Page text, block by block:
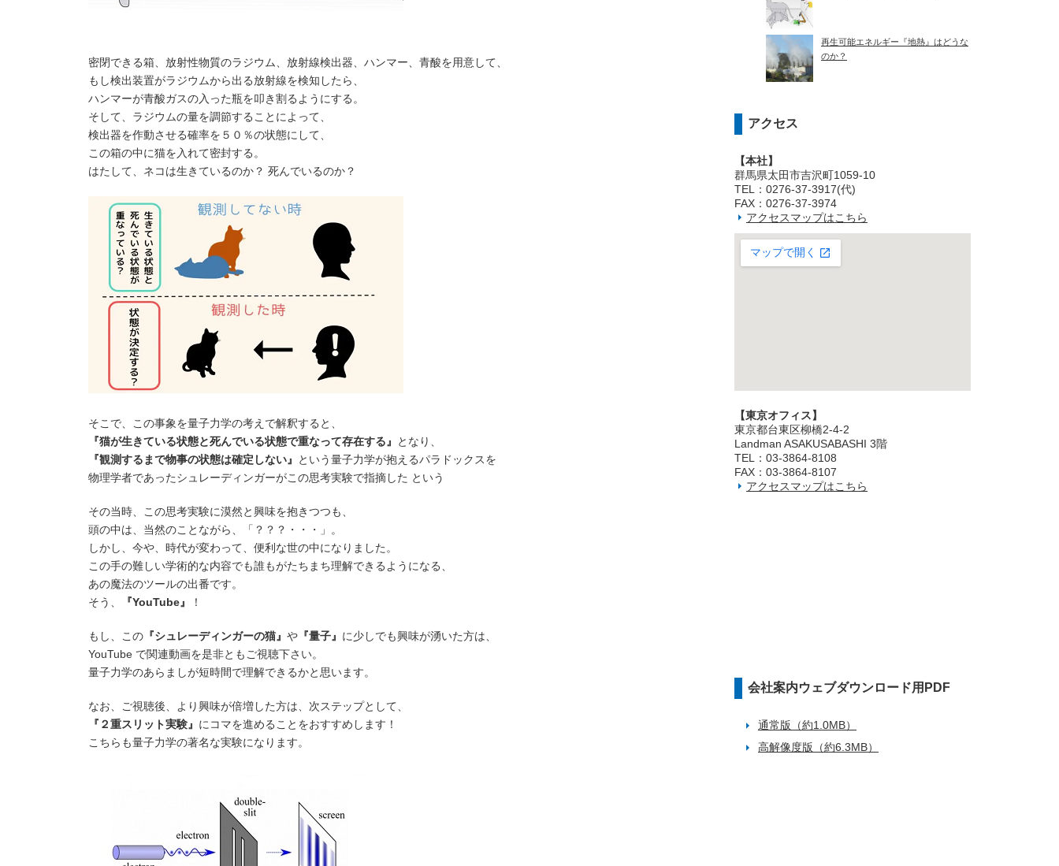
密閉できる箱、放射性物質のラジウム、放射線検出器、ハンマー、青酸を用意して、
もし検出装置がラジウムから出る放射線を検知したら、
ハンマーが青酸ガスの入った瓶を叩き割るようにする。
そして、ラジウムの量を調節することによって、
検出器を作動させる確率を５０％の状態にして、
この箱の中に猫を入れて密封する。
はたして、ネコは生きているのか？ 死んでいるのか？
そこで、この事象を量子力学の考えで解釈すると、
『猫が生きている状態と死んでいる状態で重なって存在する』
となり、
『観測するまで物事の状態は確定しない』
という量子力学が抱えるパラドックスを
物理学者であったシュレーディンガーがこの思考実験で指摘した という
その当時、この思考実験に漠然と興味を抱きつつも、
頭の中は、当然のことながら、「？？？・・・」。
しかし、今や、時代が変わって、便利な世の中になりました。
この手の難しい学術的な内容でも誰もがたちまち理解できるようになる、
あの魔法のツールの出番です。
そう、
『YouTube』 ！
もし、この 『シュレーディンガーの猫』 や 『量子』 に少しでも興味が湧いた方は、
YouTube で関連動画を是非ともご視聴下さい。
量子力学のあらましが短時間で理解できるかと思います。
なお、ご視聴後、より興味が倍増した方は、次ステップとして、
『２重スリット実験』 にコマを進めることをおすすめします！
こちらも量子力学の著名な実験になります。
再生可能エネルギー『地熱』はどうな
のか？
アクセス
【本社】
群馬県太田市吉沢町1059-10
TEL：0276-37-3917(代)
FAX：0276-37-3974
アクセスマップはこちら
【東京オフィス】
東京都台東区柳橋2‐4‐2
Landman ASAKUSABASHI 3階
TEL：03‐3864‐8108
FAX：03‐3864‐8107
アクセスマップはこちら
会社案内ウェブダウンロード用PDF
通常版（約1.0MB）
高解像度版（約6.3MB）